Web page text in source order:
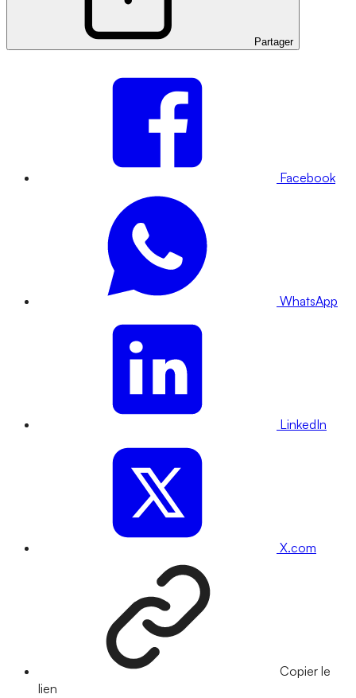
Partager
Facebook
WhatsApp
LinkedIn
X.com
Copier le
lien